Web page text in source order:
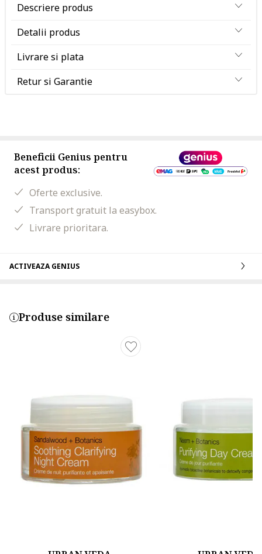
Descriere produs
Detalii produs
Livrare si plata
Retur si Garantie
Beneficii Genius pentru
acest produs:
Oferte exclusive.
Transport gratuit la easybox.
Livrare prioritara.
ACTIVEAZA GENIUS
Produse similare